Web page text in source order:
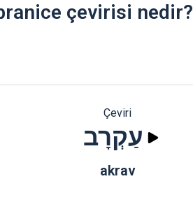
çevirisi nedir?
Çeviri
עַקְרָב
akrav